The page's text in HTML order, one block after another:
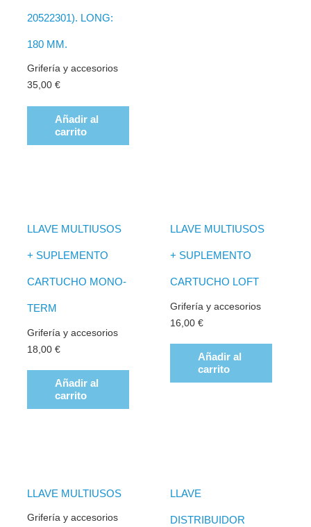
20522301). LONG:
180 MM.
Grifería y accesorios
35,00€
Añadir al
carrito
LLAVE MULTIUSOS
+ SUPLEMENTO
CARTUCHO MONO-
TERM
Grifería y accesorios
18,00€
Añadir al
carrito
LLAVE MULTIUSOS
+ SUPLEMENTO
CARTUCHO LOFT
Grifería y accesorios
16,00 €
Añadir al
carrito
LLAVE MULTIUSOS
Grifería y accesorios
LLAVE
DISTRIBUIDOR